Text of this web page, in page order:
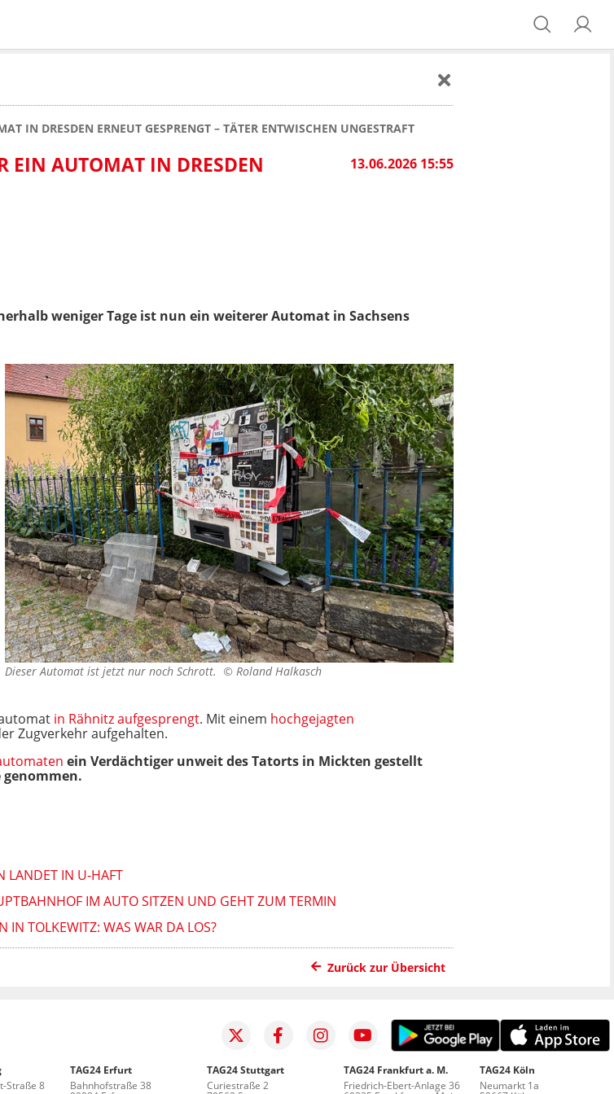
IN DRESDEN ERNEUT GESPRENGT – TÄTER ENTWISCHEN UNGESTRAFT
13.06.2026 15:55
EIN AUTOMAT IN DRESDEN
weniger Tage ist nun ein weiterer Automat in Sachsens
Dieser Automat ist jetzt nur noch Schrott. © Roland Halkasch
in Rähnitz aufgesprengt. Mit einem hochgejagten
Zugverkehr aufgehalten.
ein Verdächtiger unweit des Tatorts in Mickten gestellt
genommen.
LANDET IN U-HAFT
IM AUTO SITZEN UND GEHT ZUM TERMIN
IN TOLKEWITZ: WAS WAR DA LOS?
Zurück zur Übersicht
Straße 8
TAG24 Erfurt
Bahnhofstraße 38
TAG24 Stuttgart
Curiestraße 2
TAG24 Frankfurt a. M.
Friedrich-Ebert-Anlage 36
TAG24 Köln
Neumarkt 1a